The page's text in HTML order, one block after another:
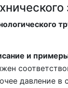
и
давление в